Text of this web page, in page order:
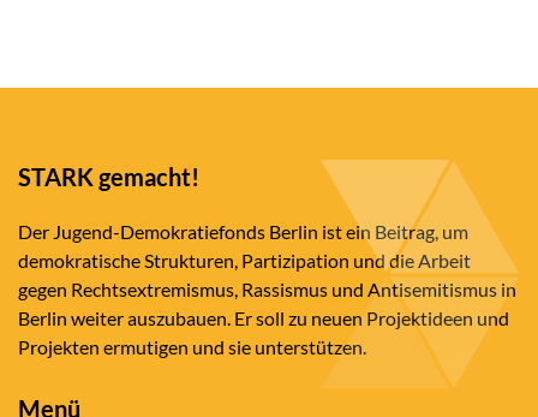
STARK gemacht!
Der Jugend-Demokratiefonds Berlin ist ein Beitrag, um
demokratische Strukturen, Partizipation und die Arbeit
gegen Rechtsextremismus, Rassismus und Antisemitismus in
Berlin weiter auszubauen. Er soll zu neuen Projektideen und
Projekten ermutigen und sie unterstützen.
Menü